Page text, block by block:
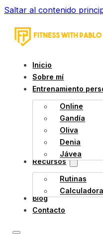
Saltar al contenido
Inicio
Sobre mí
Entrenamiento
Online
Gandía
Oliva
Denia
Jávea
Recursos
Rutinas
Blog
Contacto